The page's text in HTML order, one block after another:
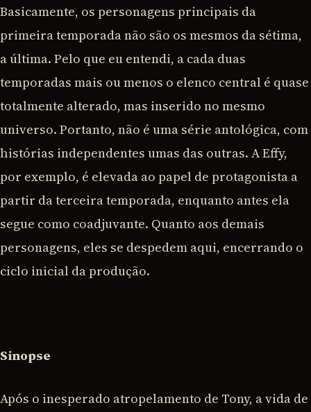
Basicamente, os personagens principais da
primeira temporada não são os mesmos da sétima,
a última. Pelo que eu entendi, a cada duas
temporadas mais ou menos o elenco central é quase
totalmente alterado, mas inserido no mesmo
universo. Portanto, não é uma série antológica, com
histórias independentes umas das outras. A Effy,
por exemplo, é elevada ao papel de protagonista a
partir da terceira temporada, enquanto antes ela
segue como coadjuvante. Quanto aos demais
personagens, eles se despedem aqui, encerrando o
ciclo inicial da produção.
Sinopse
Após o inesperado atropelamento de Tony, a vida de